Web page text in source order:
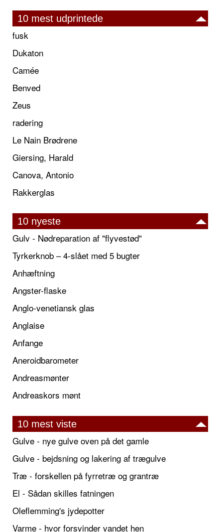
10 mest udprintede
fusk
Dukaton
Camée
Benved
Zeus
radering
Le Nain Brødrene
Giersing, Harald
Canova, Antonio
Rakkerglas
10 nyeste
Gulv - Nødreparation af "flyvestød"
Tyrkerknob – 4-slået med 5 bugter
Anhæftning
Angster-flaske
Anglo-venetiansk glas
Anglaise
Anfange
Aneroidbarometer
Andreasmønter
Andreaskors mønt
10 mest viste
Gulve - nye gulve oven på det gamle
Gulve - bejdsning og lakering af trægulve
Træ - forskellen på fyrretræ og grantræ
El - Sådan skilles fatningen
Oleflemming's jydepotter
Varme - hvor forsvinder vandet hen